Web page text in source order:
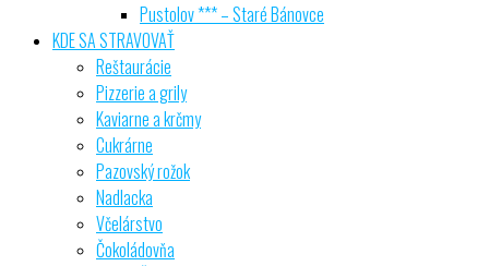
Pustolov *** – Staré Bánovce
KDE SA STRAVOVAŤ
Reštaurácie
Pizzerie a grily
Kaviarne a krčmy
Cukrárne
Pazovský rožok
Nadlacka
Včelárstvo
Čokoládovňa